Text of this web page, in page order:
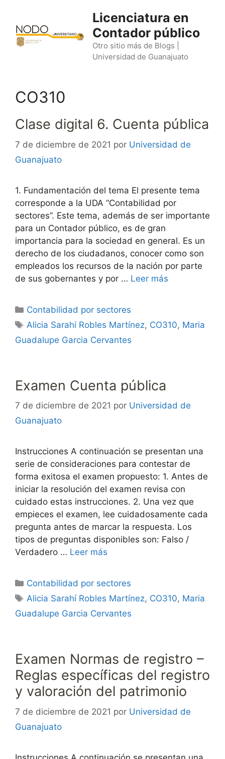
contenido
Licenciatura en
Contador público
Otro sitio más de Blogs |
Universidad de Guanajuato
CO310
Clase digital 6. Cuenta pública
7 de diciembre de 2021 por Universidad de
Guanajuato
1. Fundamentación del tema El presente tema
corresponde a la UDA “Contabilidad por
sectores”. Este tema, además de ser importante
para un Contador público, es de gran
importancia para la sociedad en general. Es un
derecho de los ciudadanos, conocer como son
empleados los recursos de la nación por parte
de sus gobernantes y por … Leer más
Categorías
Contabilidad por sectores
Etiquetas
Alicia Sarahí Robles Martínez, CO310, Maria
Guadalupe Garcia Cervantes
Examen Cuenta pública
7 de diciembre de 2021 por Universidad de
Guanajuato
Instrucciones A continuación se presentan una
serie de consideraciones para contestar de
forma exitosa el examen propuesto: 1. Antes de
iniciar la resolución del examen revisa con
cuidado estas instrucciones. 2. Una vez que
empieces el examen, lee cuidadosamente cada
pregunta antes de marcar la respuesta. Los
tipos de preguntas disponibles son: Falso /
Verdadero … Leer más
Categorías
Contabilidad por sectores
Etiquetas
Alicia Sarahí Robles Martínez, CO310, Maria
Guadalupe Garcia Cervantes
Examen Normas de registro –
Reglas específicas del registro
y valoración del patrimonio
7 de diciembre de 2021 por Universidad de
Guanajuato